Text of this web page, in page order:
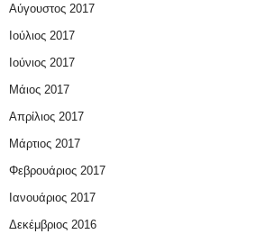
Αύγουστος 2017
Ιούλιος 2017
Ιούνιος 2017
Μάιος 2017
Απρίλιος 2017
Μάρτιος 2017
Φεβρουάριος 2017
Ιανουάριος 2017
Δεκέμβριος 2016